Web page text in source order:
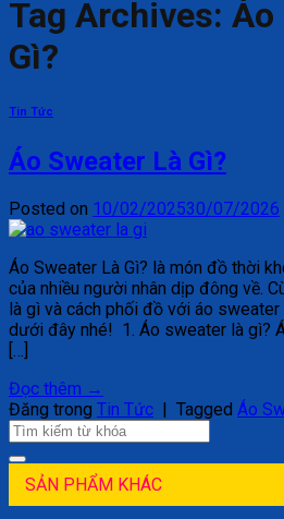
Tag Archives: Áo
Gì?
Tin Tức
Áo Sweater Là Gì?
Posted on 10/02/202530/07/2026
Áo Sweater Là Gì? là món đồ thời
của nhiều người nhân dịp đông về.
là gì và cách phối đồ với áo
dưới đây nhé! 1. Áo sweater là gì?
[…]
Đọc thêm →
Đăng trong Tin Tức Tagged Áo
SẢN PHẨM KHÁC